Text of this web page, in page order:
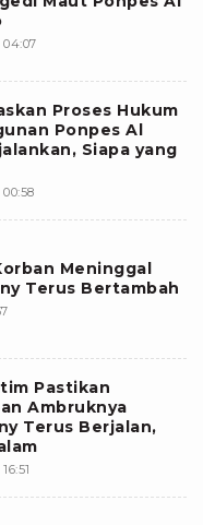
04:07
Proses Hukum
Ponpes Al
Siapa yang
Meninggal
Terus Bertambah
Pastikan
Ambruknya
Terus Berjalan,